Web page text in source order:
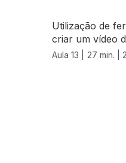
Utilização de
criar um vídeo
Aula 13 | 27 min. |